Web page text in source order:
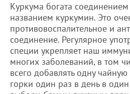
Куркума богата
названием куркумин. Это
противовоспалительное и
соединение. Регулярное
специи укрепляет наш
многих заболеваний, в том
всего добавлять одну
горки один раз в день в